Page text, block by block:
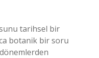
tarihsel bir
botanik bir soru